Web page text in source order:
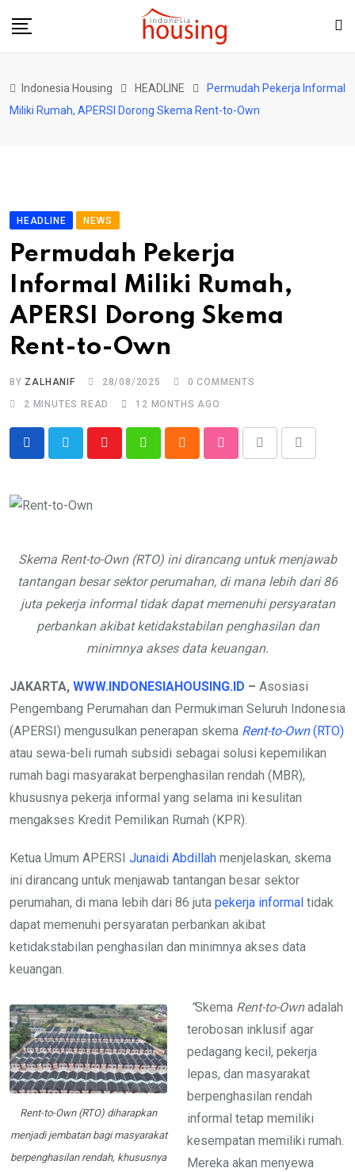
Indonesia Housing HEADLINE
Permudah Pekerja Informal
Miliki Rumah, APERSI Dorong Skema Rent-to-Own
HEADLINE NEWS
Permudah Pekerja
Informal Miliki Rumah,
APERSI Dorong Skema
Rent-to-Own
BY ZALHANIF 28/08/2025 0 COMMENTS
2 MINUTES READ
12 MONTHS AGO
YoutubeWhatsappCloud StumbleUpon
Print
Share
Skema Rent-to-Own (RTO) ini dirancang untuk menjawab
tantangan besar sektor perumahan, di mana lebih dari 86
juta pekerja informal tidak dapat memenuhi persyaratan
perbankan akibat ketidakstabilan penghasilan dan
minimnya akses data keuangan.
JAKARTA, WWW.INDONESIAHOUSING.ID – Asosiasi
Pengembang Perumahan dan Permukiman Seluruh Indonesia
(APERSI) mengusulkan penerapan skema Rent-to-Own(RTO)
atau sewa-beli rumah subsidi sebagai solusi kepemilikan
rumah bagi masyarakat berpenghasilan rendah (MBR),
khususnya pekerja informal yang selama ini kesulitan
mengakses Kredit Pemilikan Rumah (KPR).
Ketua Umum APERSI Junaidi Abdillah menjelaskan, skema
ini dirancang untuk menjawab tantangan besar sektor
perumahan, di mana lebih dari 86 juta pekerja informal tidak
dapat memenuhi persyaratan perbankan akibat
ketidakstabilan penghasilan dan minimnya akses data
keuangan.
Rent-to-Own (RTO) diharapkan
menjadi jembatan bagi masyarakat
berpenghasilan rendah, khususnya
“Skema Rent-to-Ownadalah
terobosan inklusif agar
pedagang kecil, pekerja
lepas, dan masyarakat
berpenghasilan rendah
informal tetap memiliki
kesempatan memiliki rumah.
Mereka akan menyewa